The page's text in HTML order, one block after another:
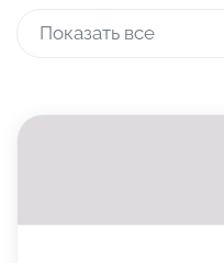
Показать все